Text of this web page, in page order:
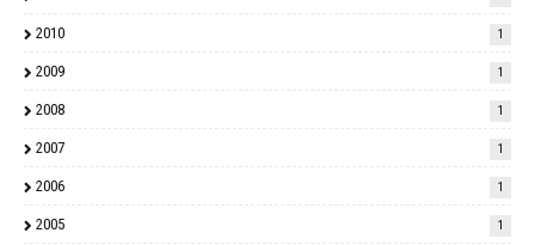
2010 1
2009 1
2008 1
2007 1
2006 1
2005 1